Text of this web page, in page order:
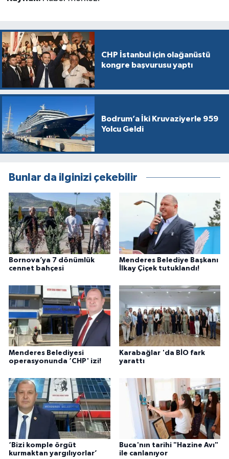
CHP İstanbul için olağanüstü
kongre başvurusu yaptı
Bodrum’a İki Kruvaziyerle 959
Yolcu Geldi
Bunlar da ilginizi çekebilir
Bornova’ya 7 dönümlük
cennet bahçesi
Menderes Belediye Başkanı
İlkay Çiçek tutuklandı!
Menderes Belediyesi
operasyonunda ‘CHP' izi!
Karabağlar 'da BİO fark
yarattı
‘Bizi komple örgüt
kurmaktan yargılıyorlar’
Buca'nın tarihi "Hazine Avı"
ile canlanıyor